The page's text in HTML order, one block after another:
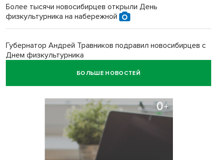
Более тысячи новосибирцев открыли День
физкультурника на набережной
Губернатор Андрей Травников подравил новосибирцев с
Днем физкультурника
БОЛЬШЕ НОВОСТЕЙ